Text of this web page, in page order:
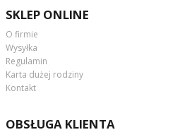
SKLEP ONLINE
O firmie
Wysyłka
Regulamin
Karta dużej rodziny
Kontakt
OBSŁUGA KLIENTA